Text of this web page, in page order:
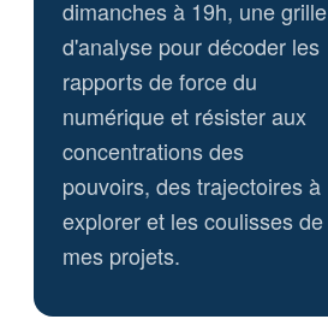
dimanches à 19h, une grille
d'analyse pour décoder les
rapports de force du
numérique et résister aux
concentrations des
pouvoirs, des trajectoires à
explorer et les coulisses de
mes projets.